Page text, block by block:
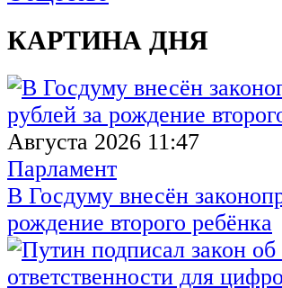
КАРТИНА ДНЯ
Августа 2026 11:47
Парламент
В Госдуму внесён
рождение второго ребёнка